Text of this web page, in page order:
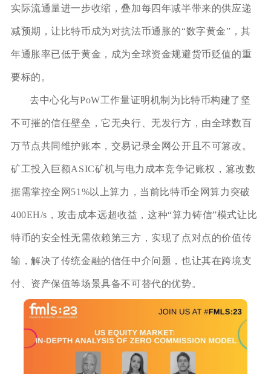
实际流通量进一步收缩，叠加每四年减半带来的供应递
减预期，让比特币成为对抗法币通胀的“数字黄金”，其
年通胀率已低于黄金，成为全球资金规避货币贬值的重
要标的。
去中心化与PoW工作量证明机制为比特币构建了坚
不可摧的信任壁垒，它无央行、无发行方，由全球数百
万节点共同维护账本，交易记录全网公开且不可篡改。
矿工投入巨额ASIC矿机与电力成本竞争记账权，篡改数
据需掌控全网51%以上算力，当前比特币全网算力突破
400EH/s，攻击成本远超收益，这种“算力铸信”模式让比
特币的安全性无需依赖第三方，实现了点对点的价值传
输，解决了传统金融的信任中介问题，也让其在跨境支
付、资产保值等场景具备不可替代的优势。